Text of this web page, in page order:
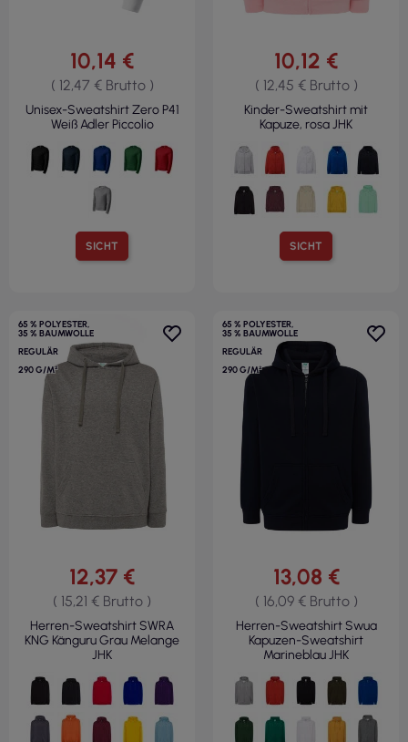
SICHT
10,14 €
( 12,47 € Brutto )
Unisex-Sweatshirt Zero P41
Weiß Adler Piccolio
SICHT
10,12 €
( 12,45 € Brutto )
Kinder-Sweatshirt mit
Kapuze, rosa JHK
65 % POLYESTER,
35 % BAUMWOLLE
REGULÄR
290 G/M²
12,37 €
( 15,21 € Brutto )
Herren-Sweatshirt SWRA
KNG Känguru Grau Melange
JHK
65 % POLYESTER,
35 % BAUMWOLLE
REGULÄR
290 G/M²
13,08 €
( 16,09 € Brutto )
Herren-Sweatshirt Swua
Kapuzen-Sweatshirt
Marineblau JHK